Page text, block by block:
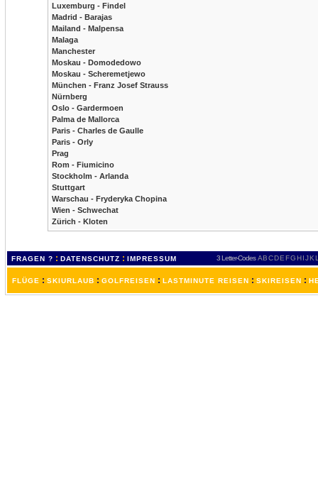
Luxemburg - Findel
Madrid - Barajas
Mailand - Malpensa
Malaga
Manchester
Moskau - Domodedowo
Moskau - Scheremetjewo
München - Franz Josef Strauss
Nürnberg
Oslo - Gardermoen
Palma de Mallorca
Paris - Charles de Gaulle
Paris - Orly
Prag
Rom - Fiumicino
Stockholm - Arlanda
Stuttgart
Warschau - Fryderyka Chopina
Wien - Schwechat
Zürich - Kloten
FRAGEN ? : DATENSCHUTZ : IMPRESSUM 3 Letter-Codes ABCDEFGH IJKL
FLÜGE : SKIURLAUB : GOLFREISEN : LASTMINUTE REISEN : SKIREISEN :